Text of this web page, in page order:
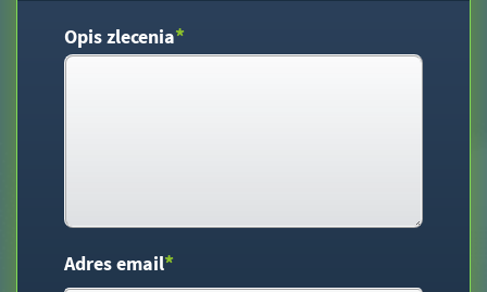
Opis zlecenia*
Adres email*